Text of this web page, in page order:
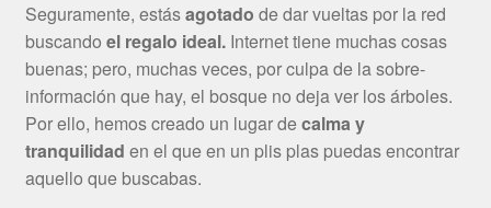
Seguramente, estásagotado de dar vueltas por la red
buscando el regalo ideal.Internet tiene muchas cosas
buenas; pero, muchas veces, por culpa de la sobre-
información que hay, el bosque no deja ver los árboles.
Por ello, hemos creado un lugar decalma y
tranquilidad en el que en un plis plas puedas encontrar
aquello que buscabas.